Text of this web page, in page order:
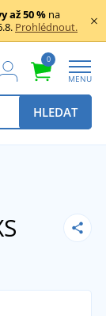
až 50 % na
Prohlédnout.
0
MENU
HLEDAT